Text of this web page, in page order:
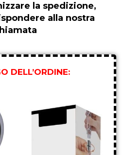
la spedizione,
alla nostra
DELL’ORDINE: